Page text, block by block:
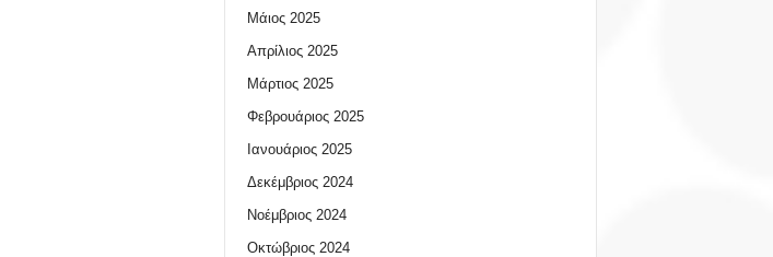
Μάιος 2025
Απρίλιος 2025
Μάρτιος 2025
Φεβρουάριος 2025
Ιανουάριος 2025
Δεκέμβριος 2024
Νοέμβριος 2024
Οκτώβριος 2024